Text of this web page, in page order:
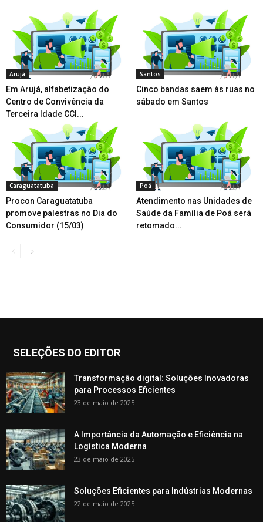
Arujá
Em Arujá, alfabetização do
Centro de Convivência da
Terceira Idade CCI...
Santos
Cinco bandas saem às ruas no
sábado em Santos
Caraguatatuba
Procon Caraguatatuba
promove palestras no Dia do
Consumidor (15/03)
Poá
Atendimento nas Unidades de
Saúde da Família de Poá será
retomado...
SELEÇÕES DO EDITOR
Transformação digital: Soluções Inovadoras
para Processos Eficientes
23 de maio de 2025
A Importância da Automação e Eficiência na
Logística Moderna
23 de maio de 2025
Soluções Eficientes para Indústrias Modernas
22 de maio de 2025